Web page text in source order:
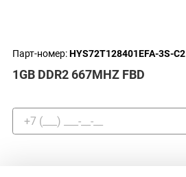
Парт-номер:HYS72T128401EFA-3S-C2
1GB DDR2 667MHZ FBD